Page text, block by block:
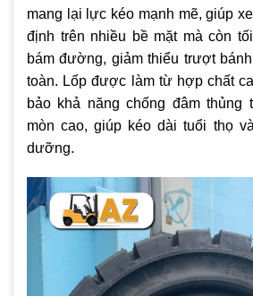
mang lại lực kéo mạnh mẽ, giúp
định trên nhiều bề mặt mà còn
bám đường, giảm thiểu trượt
toàn. Lốp được làm từ hợp chất
bảo khả năng chống đâm thủng
mòn cao, giúp kéo dài tuổi thọ
dưỡng.